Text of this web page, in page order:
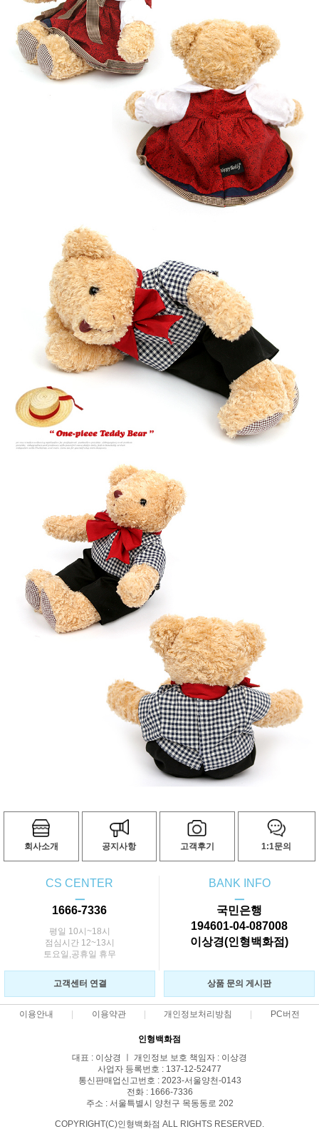
회사소개 공지사항 고객후기 1:1문의
CS CENTER
ㅡ
1666-7336
평일 10시~18시
점심시간 12~13시
토요일,공휴일 휴무
BANK INFO
ㅡ
국민은행
194601-04-087008
이상경(인형백화점)
고객센터 연결 상품 문의 게시판
이용안내 이용약관 개인정보처리방침 PC버전
인형백화점
대표 : 이상경 ㅣ 개인정보 보호 책임자 : 이상경
사업자 등록번호 : 137-12-52477
통신판매업신고번호 : 2023-서울양천-0143
전화 : 1666-7336
주소 : 서울특별시 양천구 목동동로 202
COPYRIGHT(C)인형백화점 ALL RIGHTS RESERVED.